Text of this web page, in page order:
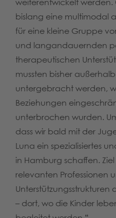
weiterentwickelt werden.
bislang eine multimodal
für eine kleine Gruppe
und langandauernden
therapeutischen
mussten bisher
untergebracht werden,
Beziehungen
unterbrochen wurden.
dass wir bald mit der
Luna ein spezialisiertes
in Hamburg schaffen.
relevanten Professionen
– dort, wo die Kinder